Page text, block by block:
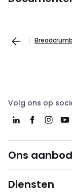
Volg ons op
Ons aanbod
Diensten